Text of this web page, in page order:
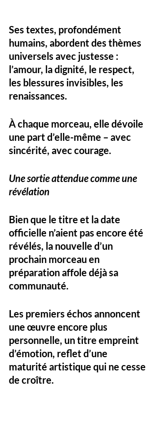
Ses textes, profondément
humains, abordent des thèmes
universels avec justesse :
l’amour, la dignité, le respect,
les blessures invisibles, les
renaissances.
À chaque morceau, elle dévoile
une part d’elle-même – avec
sincérité, avec courage.
Une sortie attendue comme une
révélation
Bien que le titre et la date
officielle n’aient pas encore été
révélés, la nouvelle d’un
prochain morceau en
préparation affole déjà sa
communauté.
Les premiers échos annoncent
une œuvre encore plus
personnelle, un titre empreint
d’émotion, reflet d’une
maturité artistique qui ne cesse
de croître.